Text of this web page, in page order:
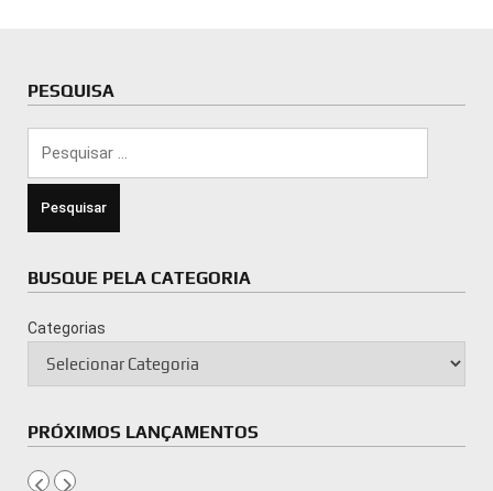
PESQUISA
BUSQUE PELA CATEGORIA
Categorias
PRÓXIMOS LANÇAMENTOS